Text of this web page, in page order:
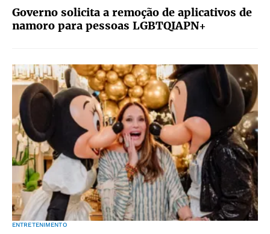
Governo solicita a remoção de aplicativos de
namoro para pessoas LGBTQIAPN+
ENTRETENIMENTO